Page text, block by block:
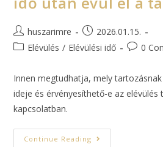
huszarimre
2026.01.15.
Elévülés / Elévülési idő 0
Innen megtudhatja, mely
ideje és érvényesíthető-e az elévülés
kapcsolatban.
Continue Reading